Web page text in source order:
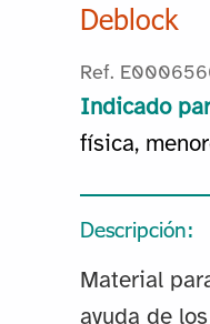
Deblock
Ref.
Indicado
física,
Descripción:
Material
ayuda de